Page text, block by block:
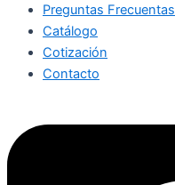
Preguntas Frecuentas
Catálogo
Cotización
Contacto